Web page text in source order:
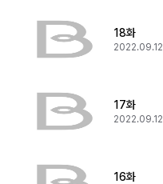
18화
2022.09.12
17화
2022.09.12
16화